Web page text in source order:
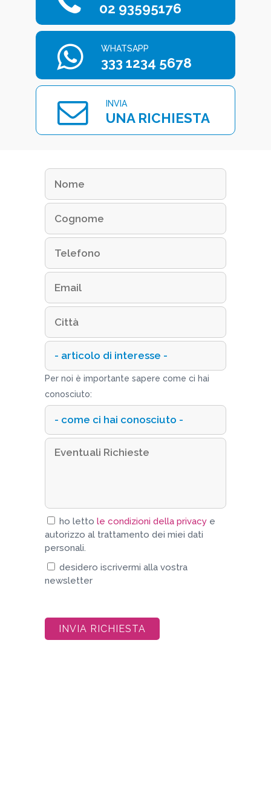
02 93595176
WHATSAPP
333 1234 5678
INVIA
UNA RICHIESTA
Per noi è importante sapere come ci hai
conosciuto:
ho letto le condizioni della privacy e
autorizzo al trattamento dei miei dati
personali.
desidero iscrivermi alla vostra
newsletter